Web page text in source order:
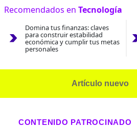
Recomendados en Tecnología
Domina tus finanzas: claves
para construir estabilidad
económica y cumplir tus metas
personales
Artículo nuevo
CONTENIDO PATROCINADO